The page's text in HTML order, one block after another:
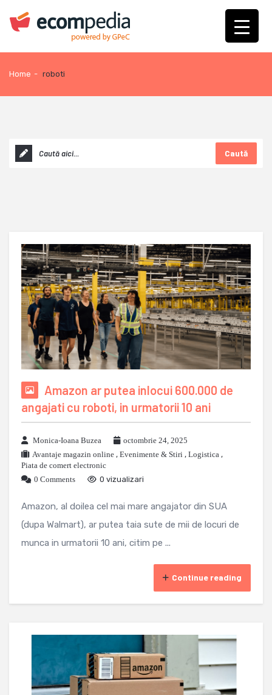
Home - roboti
Caută
Amazon ar putea inlocui 600.000 de
angajati cu roboti, in urmatorii 10 ani
Monica-Ioana Buzea
octombrie 24, 2025
Avantaje magazin online , Evenimente & Stiri , Logistica ,
Piata de comert electronic
0 Comments
0 vizualizari
Amazon, al doilea cel mai mare angajator din SUA
(dupa Walmart), ar putea taia sute de mii de locuri de
munca in urmatorii 10 ani, citim pe ...
Continue reading